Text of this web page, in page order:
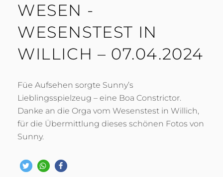
WESEN -
WESENSTEST IN
WILLICH – 07.04.2024
Füe Aufsehen sorgte Sunny’s
Lieblingsspielzeug – eine Boa Constrictor.
Danke an die Orga vom Wesenstest in Willich,
für die Übermittlung dieses schönen Fotos von
Sunny.